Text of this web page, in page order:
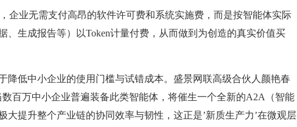
业无需支付高昂的软件许可费和系统实施费，而是按智能体实际
、生成报告等）以Token计量付费，从而做到为创造的真实价值买
低中小企业的使用门槛与试错成本。盛景网联高级合伙人颜艳春
数百万中小企业普遍装备此类智能体，将催生一个全新的A2A（智能
大提升整个产业链的协同效率与韧性，这正是’新质生产力’在微观层